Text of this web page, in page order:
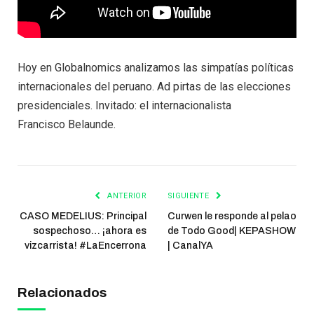
Hoy en Globalnomics analizamos las simpatías políticas
internacionales del peruano. Ad pirtas de las elecciones
presidenciales. Invitado: el internacionalista
Francisco Belaunde.
ANTERIOR
CASO MEDELIUS: Principal
sospechoso… ¡ahora es
vizcarrista! #LaEncerrona
SIGUIENTE
Curwen le responde al pelao
de Todo Good| KEPASHOW
| CanalYA
Relacionados